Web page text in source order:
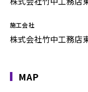
施工会社
株式会社竹中工務店
MAP